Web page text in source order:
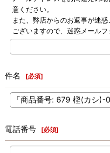
意ください。
また、弊店からのお返事が迷
ございますので、迷惑メールフ
件名 [必須]
電話番号 [必須]